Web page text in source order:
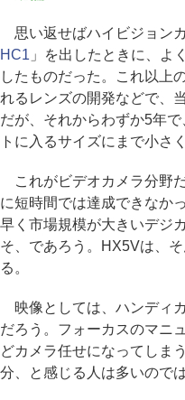
思い返せばハイビジョン
HC1 」を出したときに、よ
したものだった。これ以上
れるレンズの開発などで、
だが、それからわずか5年
トに入るサイズにまで小さ
これがビデオカメラ分野
に短時間では達成できなか
早く市場規模が大きいデジ
そ、であろう。HX5Vは、
る。
映像としては、ハンディ
だろう。フォーカスのマニ
どカメラ任せになってしま
分、と感じる人は多いので